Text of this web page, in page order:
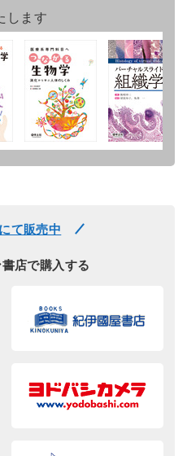
します
て販売中
店で購入する